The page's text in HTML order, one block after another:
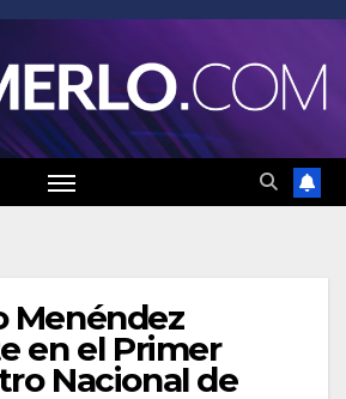
Menéndez
en el Primer
Nacional de